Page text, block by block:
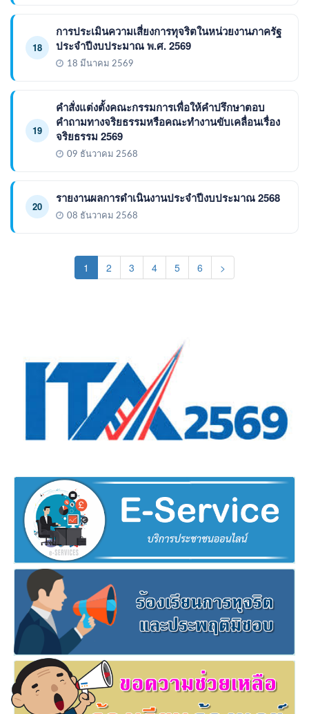
18
การประเมินความเสี่ยงการทุจริตในหน่วยงานภาครัฐ
ประจำปีงบประมาณ พ.ศ. 2569
18 มีนาคม 2569
19
คำสั่งแต่งตั้งคณะกรรมการเพื่อให้คำปรึกษาตอบ
คำถามทางจริยธรรมหรือคณะทำงานขับเคลื่อนเรื่อง
จริยธรรม 2569
09 ธันวาคม 2568
20
รายงานผลการดำเนินงานประจำปีงบประมาณ 2568
08 ธันวาคม 2568
1 (current)
2 3 4 5 6 >